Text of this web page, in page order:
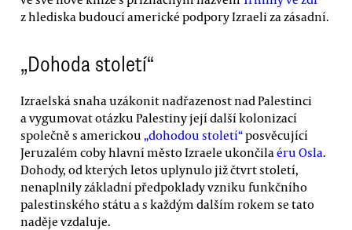
z hlediska budoucí americké podpory Izraeli za zásadní.
„Dohoda století“
Izraelská snaha uzákonit nadřazenost nad Palestinci
a vygumovat otázku Palestiny její další kolonizací
společně s americkou „dohodou století“posvěcující
Jeruzalém coby hlavní město Izraele ukončila éru Osla.
Dohody, od kterých letos uplynulo již čtvrt století,
nenaplnily základní předpoklady vzniku funkčního
palestinského státu a s každým dalším rokem se tato
naděje vzdaluje.